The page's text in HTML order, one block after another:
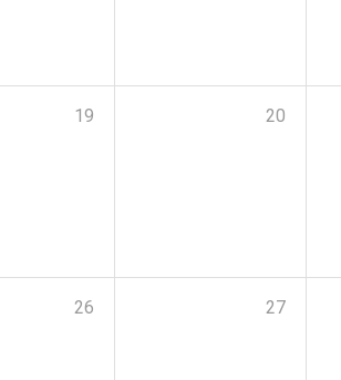
19 20
26 27